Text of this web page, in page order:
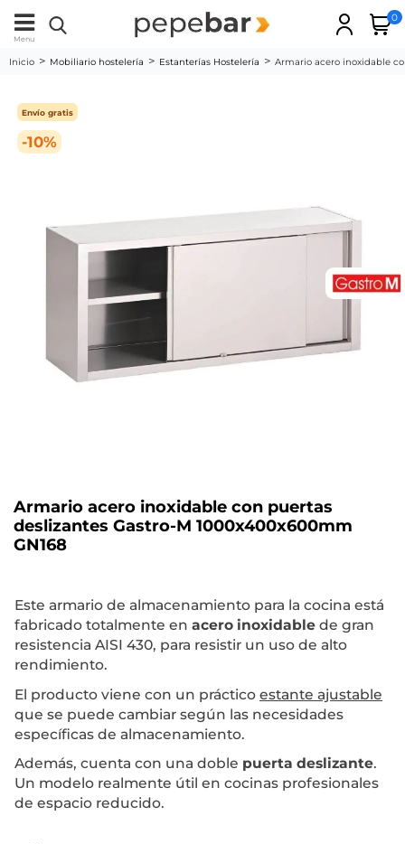
Menu
0
Inicio Mobiliario hostelería Estanterías Hostelería Armario acero inoxidable
-10%
Envío gratis
Armario acero inoxidable con puertas
deslizantes Gastro-M 1000x400x600mm
GN168
Este armario de almacenamiento para la cocina está
fabricado totalmente en acero inoxidable de gran
resistencia AISI 430, para resistir un uso de alto
rendimiento.
El producto viene con un práctico estante ajustable
que se puede cambiar según las necesidades
específicas de almacenamiento.
Además, cuenta con una doble puerta deslizante.
Un modelo realmente útil en cocinas profesionales
de espacio reducido.